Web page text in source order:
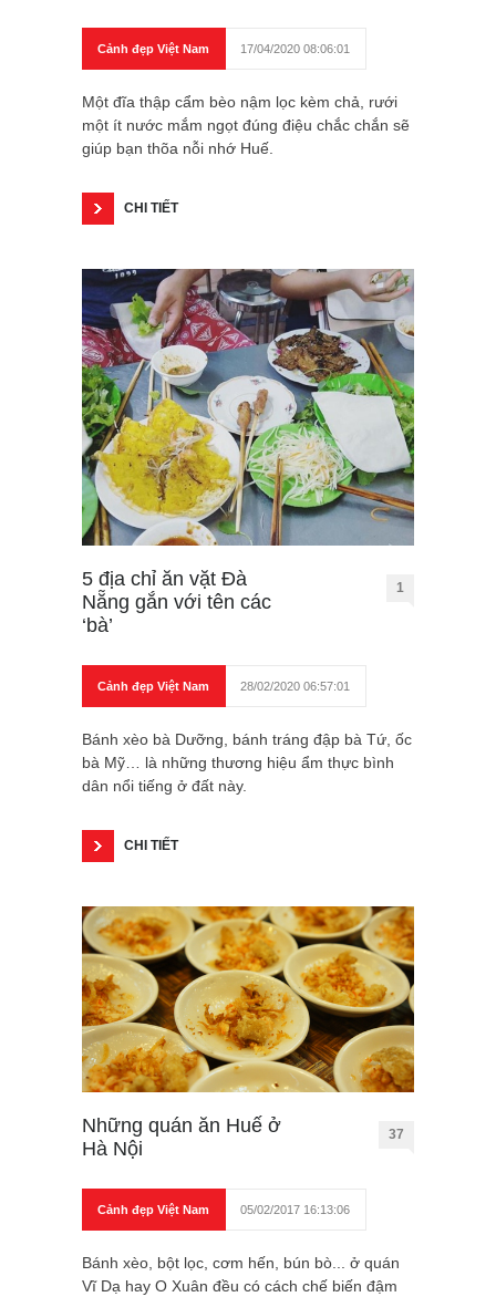
Cảnh đẹp Việt Nam 17/04/2020 08:06:01
Một đĩa thập cẩm bèo nậm lọc kèm chả, rưới
một ít nước mắm ngọt đúng điệu chắc chắn sẽ
giúp bạn thõa nỗi nhớ Huế.
CHI TIẾT
5 địa chỉ ăn vặt Đà
Nẵng gắn với tên các
‘bà’
1
Cảnh đẹp Việt Nam 28/02/2020 06:57:01
Bánh xèo bà Dưỡng, bánh tráng đập bà Tứ, ốc
bà Mỹ… là những thương hiệu ẩm thực bình
dân nổi tiếng ở đất này.
CHI TIẾT
Những quán ăn Huế ở
Hà Nội
37
Cảnh đẹp Việt Nam 05/02/2017 16:13:06
Bánh xèo, bột lọc, cơm hến, bún bò... ở quán
Vĩ Dạ hay O Xuân đều có cách chế biến đậm